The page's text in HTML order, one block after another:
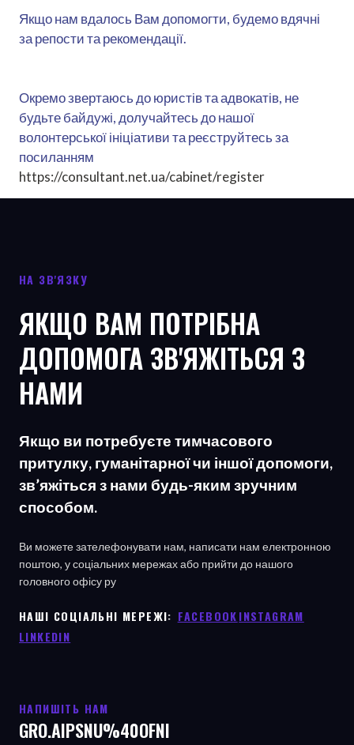
Якщо нам вдалось Вам допомогти, будемо вдячні
за репости та рекомендації.
Окремо звертаюсь до юристів та адвокатів, не
будьте байдужі, долучайтесь до нашої
волонтерської ініціативи та реєструйтесь за
посиланням
https://consultant.net.ua/cabinet/register
НА ЗВ'ЯЗКУ
ЯКЩО ВАМ ПОТРІБНА
ДОПОМОГА ЗВ'ЯЖІТЬСЯ З
НАМИ
Якщо ви потребуєте тимчасового
притулку, гуманітарної чи іншої допомоги,
зв’яжіться з нами будь-яким зручним
способом.
Ви можете зателефонувати нам, написати нам електронною
поштою, у соціальних мережах або прийти до нашого
головного офісу ру
НАШІ СОЦІАЛЬНІ МЕРЕЖІ: ㅤ FACEBOOKINSTAGRAM
LINKEDIN
НАПИШІТЬ НАМ
GRO.AIPSNU%40OFNI